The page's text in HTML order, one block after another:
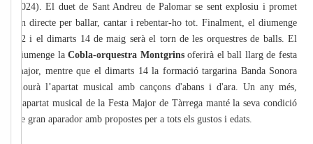
2024). El duet de Sant Andreu de Palomar se sent explosiu i promet
un directe per ballar, cantar i rebentar-ho tot. Finalment, el diumenge
12 i el dimarts 14 de maig serà el torn de les orquestres de balls. El
diumenge laCobla-orquestra Montgrinsoferirà el ball llarg de festa
major, mentre que el dimarts 14 la formació targarina Banda Sonora
clourà l’apartat musical amb cançons d'abans i d'ara. Un any més,
l’apartat musical de la Festa Major de Tàrrega manté la seva condició
de gran aparador amb propostes per a tots els gustos i edats.